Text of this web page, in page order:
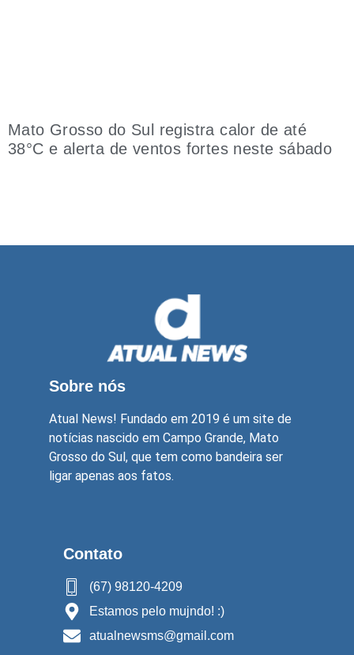
Mato Grosso do Sul registra calor de até
38°C e alerta de ventos fortes neste sábado
Sobre nós
Atual News! Fundado em 2019 é um site de
notícias nascido em Campo Grande, Mato
Grosso do Sul, que tem como bandeira ser
ligar apenas aos fatos.
Contato
(67) 98120-4209
Estamos pelo mujndo! :)
atualnewsms@gmail.com